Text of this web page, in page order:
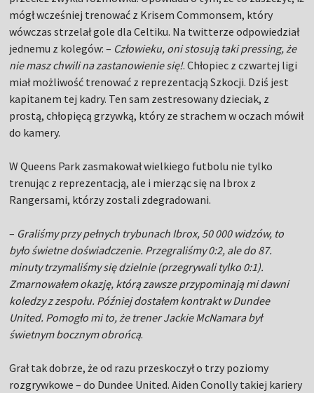
mógł wcześniej trenować z Krisem Commonsem, który
wówczas strzelał gole dla Celtiku. Na twitterze odpowiedział
jednemu z kolegów: – Człowieku, oni stosują taki pressing, że
nie masz chwili na zastanowienie się!. Chłopiec z czwartej ligi
miał możliwość trenować z reprezentacją Szkocji. Dziś jest
kapitanem tej kadry. Ten sam zestresowany dzieciak, z
prostą, chłopięcą grzywką, który ze strachem w oczach mówił
do kamery.
W Queens Park zasmakował wielkiego futbolu nie tylko
trenując z reprezentacją, ale i mierząc się na Ibrox z
Rangersami, którzy zostali zdegradowani.
– Graliśmy przy pełnych trybunach Ibrox, 50 000 widzów, to
było świetne doświadczenie. Przegraliśmy 0:2, ale do 87.
minuty trzymaliśmy się dzielnie (przegrywali tylko 0:1).
Zmarnowałem okazję, którą zawsze przypominają mi dawni
koledzy z zespołu. Później dostałem kontrakt w Dundee
United. Pomogło mi to, że trener Jackie McNamara był
świetnym bocznym obrońcą.
Grał tak dobrze, że od razu przeskoczył o trzy poziomy
rozgrywkowe – do Dundee United. Aiden Conolly takiej kariery